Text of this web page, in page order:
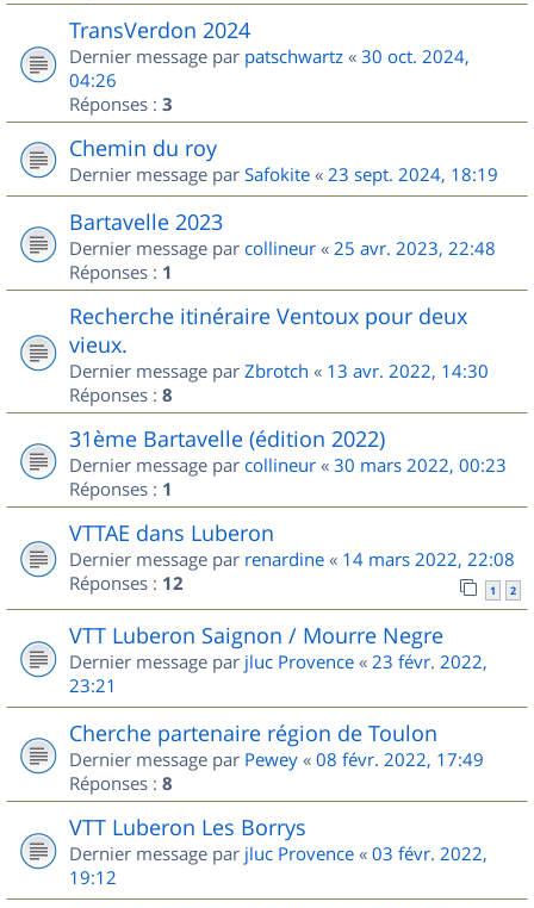
TransVerdon 2024
Dernier message par patschwartz « 30 oct. 2024,
04:26
Réponses : 3
Chemin du roy
Dernier message par Safokite « 23 sept. 2024, 18:19
Bartavelle 2023
Dernier message par collineur « 25 avr. 2023, 22:48
Réponses : 1
Recherche itinéraire Ventoux pour deux
vieux.
Dernier message par Zbrotch « 13 avr. 2022, 14:30
Réponses : 8
31ème Bartavelle (édition 2022)
Dernier message par collineur « 30 mars 2022, 00:23
Réponses : 1
VTTAE dans Luberon
Dernier message par renardine « 14 mars 2022, 22:08
Réponses : 12 1 2
VTT Luberon Saignon / Mourre Negre
Dernier message par jluc Provence « 23 févr. 2022,
23:21
Cherche partenaire région de Toulon
Dernier message par Pewey « 08 févr. 2022, 17:49
Réponses : 8
VTT Luberon Les Borrys
Dernier message par jluc Provence « 03 févr. 2022,
19:12